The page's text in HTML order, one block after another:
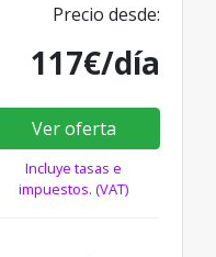
Precio desde:
117€/día
Ver oferta
Incluye tasas e
impuestos. (VAT)